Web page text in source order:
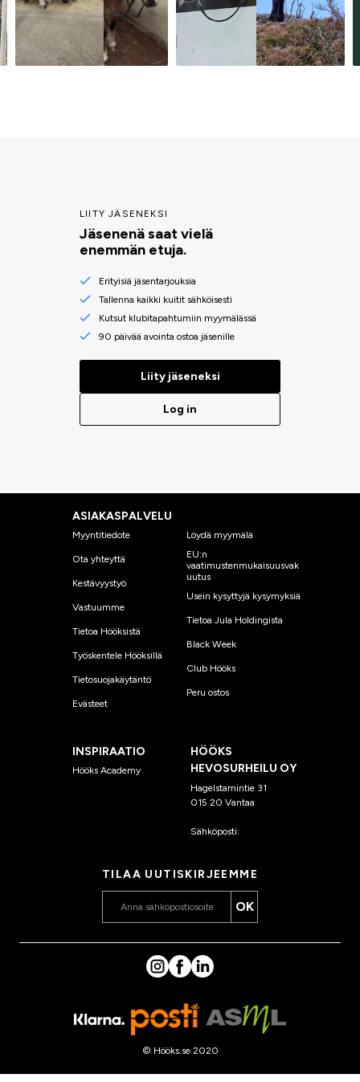
LIITY JÄSENEKSI
Jäsenenä saat vielä
enemmän etuja.
Erityisiä jäsentarjouksia
Tallenna kaikki kuitit sähköisesti
Kutsut klubitapahtumiin myymälässä
90 päivää avointa ostoa jäsenille
Liity jäseneksi
Log in
ASIAKASPALVELU
Myyntitiedote
Ota yhteyttä
Kestävyystyö
Vastuumme
Tietoa Hööksistä
Työskentele Hööksillä
Tietosuojakäytäntö
Evästeet
Löydä myymälä
EU:n
vaatimustenmukaisuusvak
uutus
Usein kysyttyjä kysymyksiä
Tietoa Jula Holdingista
Black Week
Club Hööks
Peru ostos
INSPIRAATIO
Hööks Academy
HÖÖKS
HEVOSURHEILU OY
Hagelstamintie 31
015 20 Vantaa
Sähköposti:
TILAA UUTISKIRJEEMME
OK
© Hööks.se 2020